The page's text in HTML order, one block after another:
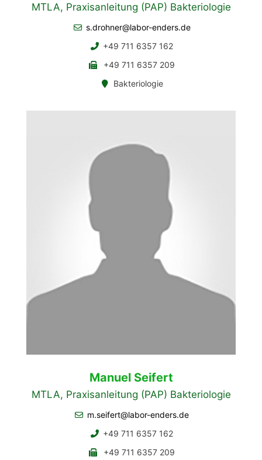
MTLA, Praxisanleitung (PAP) Bakteriologie
s.drohner@labor-enders.de
+49 711 6357 162
+49 711 6357 209
Bakteriologie
Manuel Seifert
MTLA, Praxisanleitung (PAP) Bakteriologie
m.seifert@labor-enders.de
+49 711 6357 162
+49 711 6357 209